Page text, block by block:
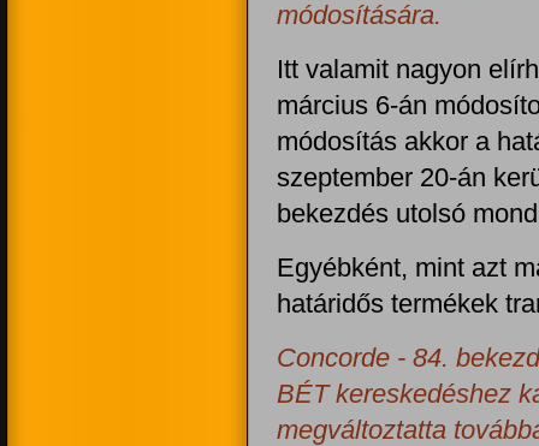
módosítására.
Itt valamit nagyon
március 6-án
módosítás akkor a
szeptember 20-án
bekezdés utolsó
Egyébként, mint azt
határidős termékek
Concorde - 84.
BÉT kereskedéshez
megváltoztatta